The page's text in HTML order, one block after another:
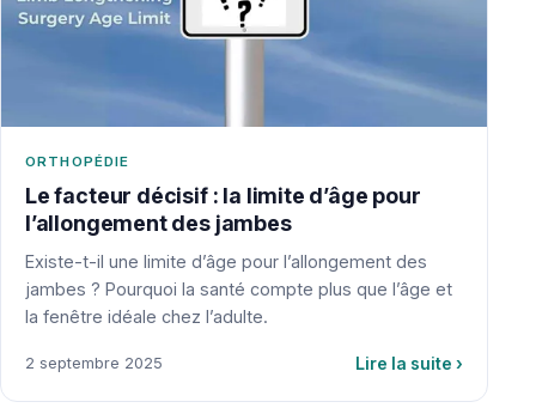
ORTHOPÉDIE
Le facteur décisif : la limite d’âge pour
l’allongement des jambes
Existe-t-il une limite d’âge pour l’allongement des
jambes ? Pourquoi la santé compte plus que l’âge et
la fenêtre idéale chez l’adulte.
2 septembre 2025 Lire la suite ›